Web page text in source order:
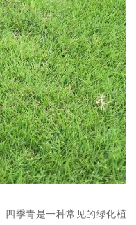
四季青是一种常见的绿化植